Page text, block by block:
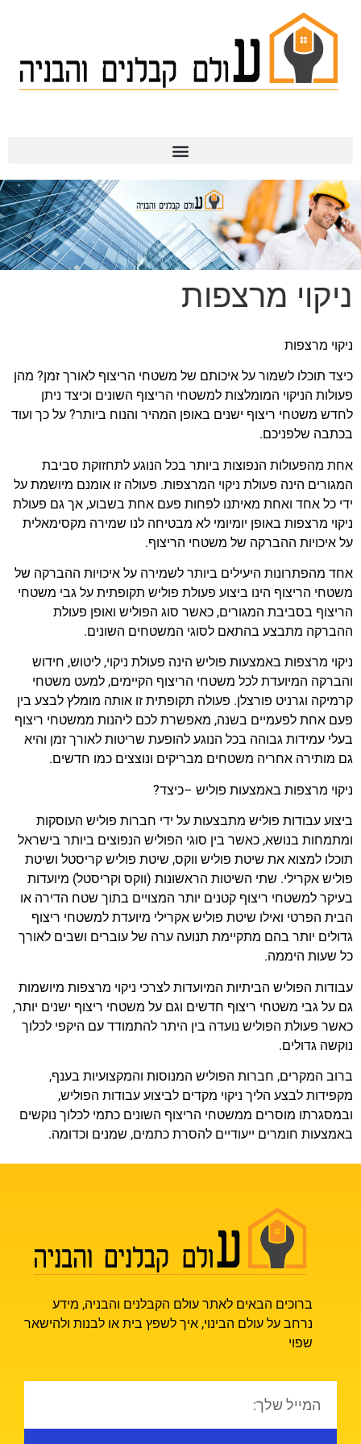
ניקוי מרצפות
ניקוי מרצפות
כיצד תוכלו לשמור על איכותם של משטחי הריצוף לאורך זמן? מהן
פעולות הניקוי המומלצות למשטחי הריצוף השונים וכיצד ניתן
לחדש משטחי ריצוף ישנים באופן המהיר והנוח ביותר? על כך ועוד
בכתבה שלפניכם.
אחת מהפעולות הנפוצות ביותר בכל הנוגע לתחזוקת סביבת
המגורים הינה פעולת ניקוי המרצפות. פעולה זו אומנם מיושמת על
ידי כל אחד ואחת מאיתנו לפחות פעם אחת בשבוע, אך גם פעולת
ניקוי מרצפות באופן יומיומי לא מבטיחה לנו שמירה מקסימאלית
על איכויות ההברקה של משטחי הריצוף.
אחד מהפתרונות היעילים ביותר לשמירה על איכויות ההברקה של
משטחי הריצוף הינו ביצוע פעולת פוליש תקופתית על גבי משטחי
הריצוף בסביבת המגורים, כאשר סוג הפוליש ואופן פעולת
ההברקה מתבצע בהתאם לסוגי המשטחים השונים.
ניקוי מרצפות באמצעות פוליש הינה פעולת ניקוי, ליטוש, חידוש
והברקה המיועדת לכל משטחי הריצוף הקיימים, למעט משטחי
קרמיקה וגרניט פורצלן. פעולה תקופתית זו אותה מומלץ לבצע בין
פעם אחת לפעמיים בשנה, מאפשרת לכם ליהנות ממשטחי ריצוף
בעלי עמידות גבוהה בכל הנוגע להופעת שריטות לאורך זמן והיא
גם מותירה אחריה משטחים מבריקים ונוצצים כמו חדשים.
ניקוי מרצפות באמצעות פוליש –כיצד?
ביצוע עבודות פוליש מתבצעות על ידי חברות פוליש העוסקות
ומתמחות בנושא, כאשר בין סוגי הפוליש הנפוצים ביותר בישראל
תוכלו למצוא את שיטת פוליש ווקס, שיטת פוליש קריסטל ושיטת
פוליש אקרילי. שתי השיטות הראשונות (ווקס וקריסטל) מיועדות
בעיקר למשטחי ריצוף קטנים יותר המצויים בתוך שטח הדירה או
הבית הפרטי ואילו שיטת פוליש אקרילי מיועדת למשטחי ריצוף
גדולים יותר בהם מתקיימת תנועה ערה של עוברים ושבים לאורך
כל שעות היממה.
עבודות הפוליש הביתיות המיועדות לצרכי ניקוי מרצפות מיושמות
גם על גבי משטחי ריצוף חדשים וגם על משטחי ריצוף ישנים יותר,
כאשר פעולת הפוליש נועדה בין היתר להתמודד עם היקפי לכלוך
נוקשה גדולים.
ברוב המקרים, חברות הפוליש המנוסות והמקצועיות בענף,
מקפידות לבצע הליך ניקוי מקדים לביצוע עבודות הפוליש,
ובמסגרתו מוסרים ממשטחי הריצוף השונים כתמי לכלוך נוקשים
באמצעות חומרים ייעודיים להסרת כתמים, שמנים וכדומה.
ברוכים הבאים לאתר עולם הקבלנים והבניה, מידע
נרחב על עולם הבינוי, איך לשפץ בית או לבנות ולהישאר
שפוי